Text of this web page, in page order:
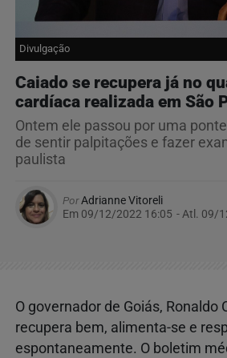
Divulgação
Caiado se recupera já no
cardíaca realizada em São
Ontem ele passou por uma
de sentir palpitações e fazer
paulista
PorAdrianne Vitoreli
Em 09/12/2022 16:05 - Atl. 09/
O governador de Goiás, Ronaldo
recupera bem, alimenta-se e
espontaneamente. O boletim